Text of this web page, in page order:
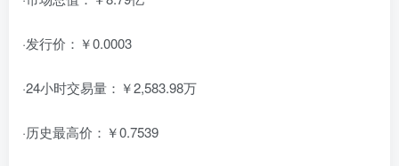
·发行价：￥0.0003
·24小时交易量：￥2,583.98万
·历史最高价：￥0.7539